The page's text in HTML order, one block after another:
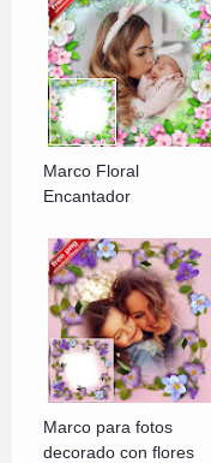
Marco Floral
Encantador
Marco para fotos
decorado con flores